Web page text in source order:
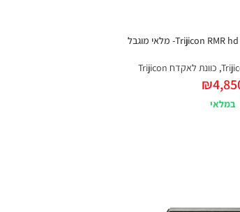
, כוונת לאקדח Trijicon
₪
במלאי